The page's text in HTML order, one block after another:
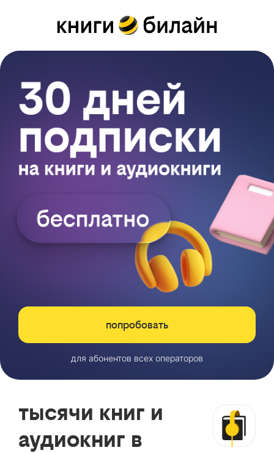
попробовать
для абонентов всех операторов
тысячи книг и
аудиокниг в